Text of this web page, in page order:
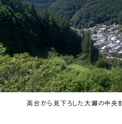
高台から見下ろした大瀬の中央部